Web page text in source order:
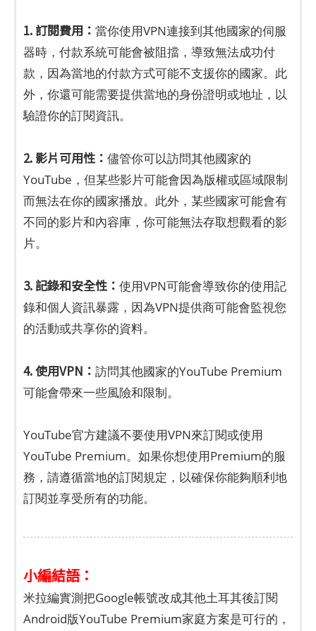
1. 訂閱費用： 當你使用VPN連接到其他國家的伺服
器時，付款系統可能會被阻擋，導致無法成功付
款，因為當地的付款方式可能不支援你的國家。此
外，你還可能需要提供當地的身份證明或地址，以
驗證你的訂閱資訊。
2. 影片可用性： 儘管你可以訪問其他國家的
YouTube，但某些影片可能會因為版權或區域限制
而無法在你的國家播放。此外，某些國家可能會有
不同的影片和內容庫，你可能無法存取想觀看的影
片。
3. 記錄和安全性： 使用VPN可能會導致你的使用記
錄和個人資訊暴露，因為VPN提供商可能會監視您
的活動或共享你的資料。
4. 使用VPN： 訪問其他國家的YouTube Premium
可能會帶來一些風險和限制。
YouTube官方建議不要使用VPN來訂閱或使用
YouTube Premium。如果你想使用Premium的服
務，請遵循當地的訂閱規定，以確保你能夠順利地
訂閱並享受所有的功能。
小編結語：
米拉編實測把Google帳號改成其他土耳其後訂閱
Android版YouTube Premium家庭方案是可行的，